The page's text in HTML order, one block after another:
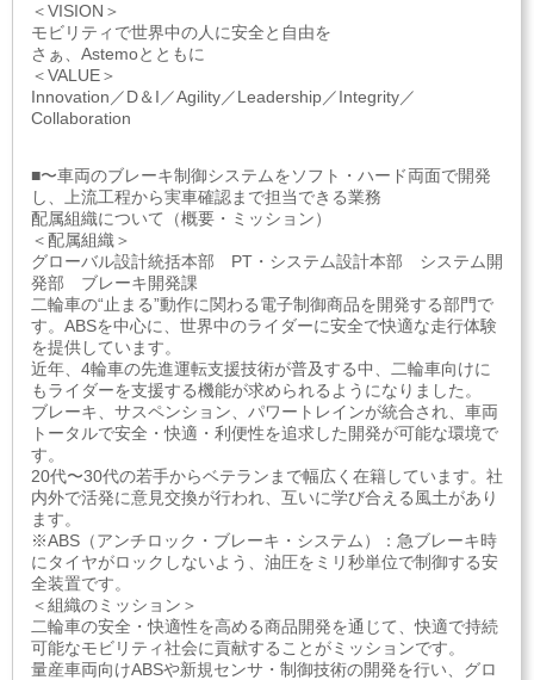
＜VISION＞
モビリティで世界中の人に安全と自由を
さぁ、Astemoとともに
＜VALUE＞
Innovation／D＆I／Agility／Leadership／Integrity／
Collaboration
■〜車両のブレーキ制御システムをソフト・ハード両面で開発
し、上流工程から実車確認まで担当できる業務
配属組織について（概要・ミッション）
＜配属組織＞
グローバル設計統括本部 PT・システム設計本部 システム開
発部 ブレーキ開発課
二輪車の“止まる”動作に関わる電子制御商品を開発する部門で
す。ABSを中心に、世界中のライダーに安全で快適な走行体験
を提供しています。
近年、4輪車の先進運転支援技術が普及する中、二輪車向けに
もライダーを支援する機能が求められるようになりました。
ブレーキ、サスペンション、パワートレインが統合され、車両
トータルで安全・快適・利便性を追求した開発が可能な環境で
す。
20代〜30代の若手からベテランまで幅広く在籍しています。社
内外で活発に意見交換が行われ、互いに学び合える風土があり
ます。
※ABS（アンチロック・ブレーキ・システム）：急ブレーキ時
にタイヤがロックしないよう、油圧をミリ秒単位で制御する安
全装置です。
＜組織のミッション＞
二輪車の安全・快適性を高める商品開発を通じて、快適で持続
可能なモビリティ社会に貢献することがミッションです。
量産車両向けABSや新規センサ・制御技術の開発を行い、グロ